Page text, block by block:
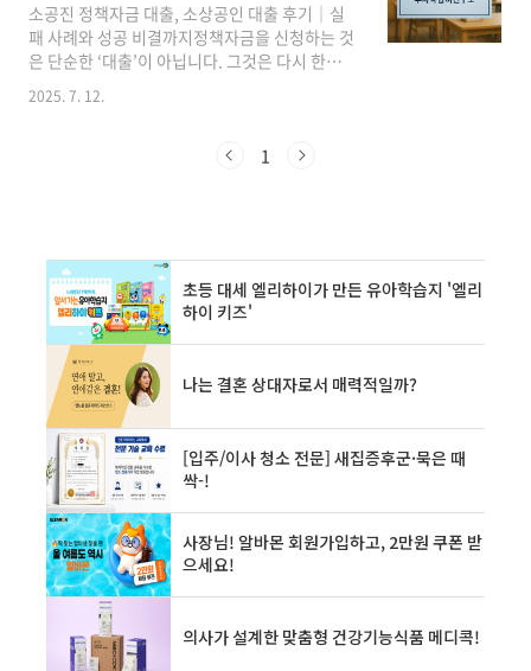
소공진 정책자금 대출, 소상공인 대출 후기｜실
패 사례와 성공 비결까지정책자금을 신청하는 것
은 단순한 ‘대출’이 아닙니다. 그것은 다시 한번,
‘사업의 희망’을 담는 첫걸음입니다.🌱 실패는 두
려움이 아닌 준비의 시간“소상공인 대출 후기”를
과 매출 증빙 부족으로 거절당했습니다.하지만
결은 작은 변화에서이후 사업자 통장을 만들고,
매출 자료를 정리하고, 정책자금 컨설턴트와 상
담을 거쳐소상공인시장진흥공단의 일반경영안
정자금을 2,000만 원 승인받았습니다.실제 승인
사례정책자금명: ..
2025. 7. 12.
1